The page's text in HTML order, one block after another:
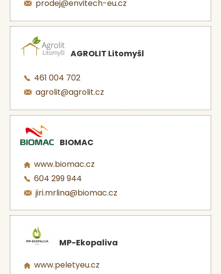
prodej@envitech-eu.cz
AGROLIT Litomyšl
461 004 702
agrolit@agrolit.cz
BIOMAC
www.biomac.cz
604 299 944
jiri.mrlina@biomac.cz
MP-Ekopaliva
www.peletyeu.cz